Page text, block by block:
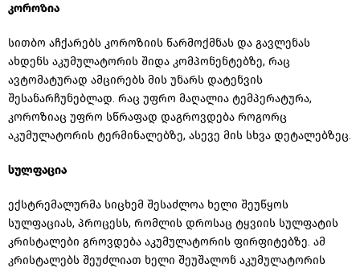
კოროზია
სითბო აჩქარებს კოროზიის წარმოქმნას და გავლენას
ახდენს აკუმულატორის შიდა კომპონენტებზე, რაც
ავტომატურად ამცირებს მის უნარს დატენვის
შესანარჩუნებლად. რაც უფრო მაღალია ტემპერატურა,
კოროზიაც უფრო სწრაფად დაგროვდება როგორც
აკუმულატორის ტერმინალებზე, ასევე მის სხვა დეტალებზეც.
სულფაცია
ექსტრემალურმა სიცხემ შესაძლოა ხელი შეუწყოს
სულფაციას, პროცესს, რომლის დროსაც ტყვიის სულფატის
კრისტალები გროვდება აკუმულატორის ფირფიტებზე. ამ
კრისტალებს შეუძლიათ ხელი შეუშალონ აკუმულატორის